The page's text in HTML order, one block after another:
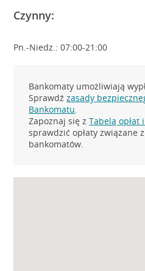
Czynny:
Pn.-Niedz.: 07:00-21:00
Bankomaty umożliwiają
Sprawdźzasady
Bankomatu.
Zapoznaj się zTabelą opłat
sprawdzić opłaty związane
bankomatów.